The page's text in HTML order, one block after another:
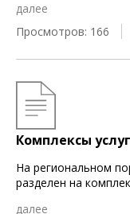
далее
Просмотров: 166
Комплексы
На региональном
разделен на
далее